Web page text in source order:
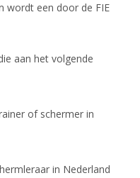
wordt een door de FIE
aan het volgende
of schermer in
in Nederland